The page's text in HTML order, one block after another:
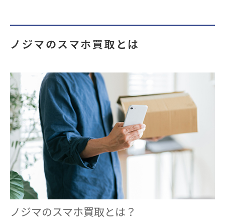
ノジマのスマホ買取とは
ノジマのスマホ買取とは？